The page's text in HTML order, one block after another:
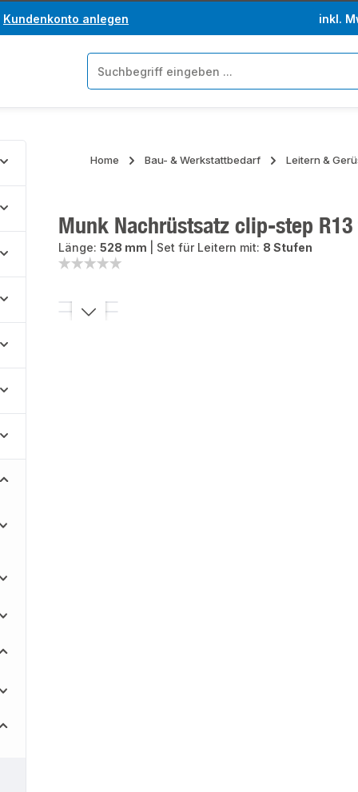
Kundenkonto anlegen inkl.
Home Bau- & Werkstattbedarf Leitern &
Munk Nachrüstsatz clip-step
Länge: 528 mm Set für Leitern mit: 8 Stufen
Bildergalerie überspringen